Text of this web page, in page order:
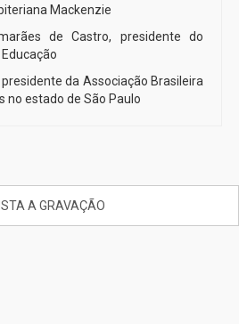
Mackenzie
de Castro, presidente do
da Associação Brasileira
no estado de São Paulo
A GRAVAÇÃO